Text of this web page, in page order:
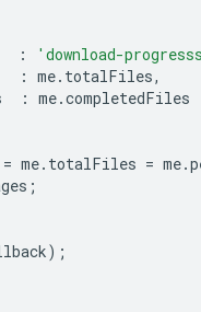
:
'download-
: me. totalFiles,
: me.completedFiles
= me. totalFiles = me.
;
);